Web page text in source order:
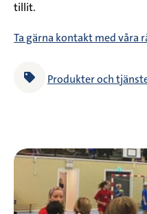
tillit.
Ta gärna kontakt med våra
Produkter och